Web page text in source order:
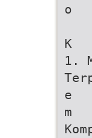
o
K
1.
e
m